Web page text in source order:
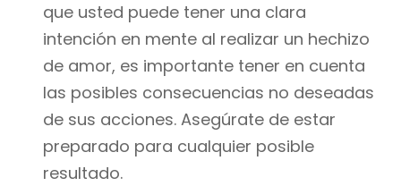
que usted puede tener una clara
intención en mente al realizar un hechizo
de amor, es importante tener en cuenta
las posibles consecuencias no deseadas
de sus acciones. Asegúrate de estar
preparado para cualquier posible
resultado.